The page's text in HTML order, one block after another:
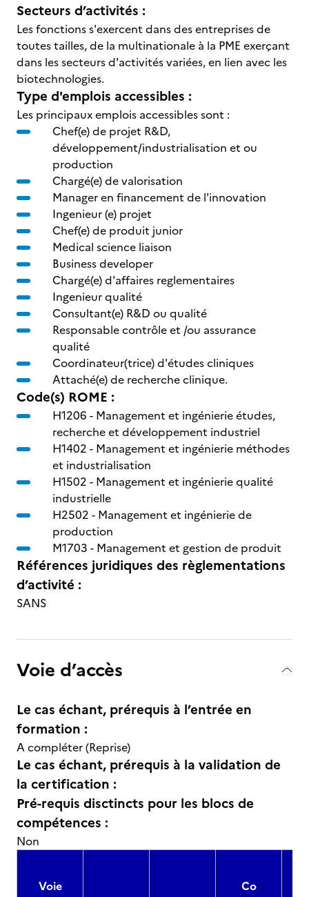
Secteurs d’activités :
Les fonctions s'exercent dans des entreprises de
toutes tailles, de la multinationale à la PME exerçant
dans les secteurs d'activités variées, en lien avec les
biotechnologies.
Type d'emplois accessibles :
Les principaux emplois accessibles sont :
Chef(e) de projet R&D,
développement/industrialisation et ou
production
Chargé(e) de valorisation
Manager en financement de l'innovation
Ingenieur (e) projet
Chef(e) de produit junior
Medical science liaison
Business developer
Chargé(e) d'affaires reglementaires
Ingenieur qualité
Consultant(e) R&D ou qualité
Responsable contrôle et /ou assurance
qualité
Coordinateur(trice) d'études cliniques
Attaché(e) de recherche clinique.
Code(s) ROME :
H1206 - Management et ingénierie études,
recherche et développement industriel
H1402 - Management et ingénierie méthodes
et industrialisation
H1502 - Management et ingénierie qualité
industrielle
H2502 - Management et ingénierie de
production
M1703 - Management et gestion de produit
Références juridiques des règlementations
d’activité :
SANS
Voie d’accès
Le cas échant, prérequis à l’entrée en
formation :
A compléter (Reprise)
Le cas échant, prérequis à la validation de
la certification :
Pré-requis disctincts pour les blocs de
compétences :
Non
Voie
Co